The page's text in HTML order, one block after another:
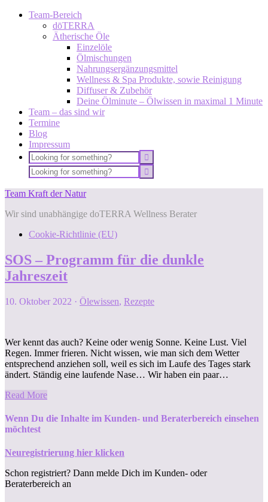
Team-Bereich
dōTERRA
Ätherische Öle
Einzelöle
Ölmischungen
Nahrungsergänzungsmittel
Wellness & Spa Produkte, sowie Reinigung
Diffuser & Zubehör
Deine Ölminute – Ölwissen in maximal 1 Minute
Team – das sind wir
Termine
Blog
Impressum
Team Kraft der Natur
Wir sind unabhängige doTERRA Wellness Berater
Cookie-Richtlinie (EU)
SOS – Programm für die dunkle
Jahreszeit
10. Oktober 2022 · Ölewissen, Rezepte
Wer kennt das auch? Keine oder wenig Sonne. Keine Lust. Viel
Regen. Immer frieren. Nicht wissen, wie man sich dem Wetter
entsprechend anziehen soll, weil es sich im Laufe des Tages stark
ändert. Ständig eine laufende Nase… Wir haben ein paar…
Read More
Wenn Du die Inhalte im Kunden- und Beraterbereich einsehen
möchtest
Neuregistrierung hier klicken
Schon registriert? Dann melde Dich im Kunden- oder
Beraterbereich an